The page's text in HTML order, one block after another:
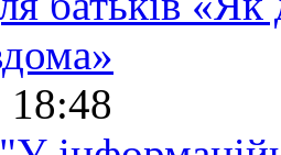
18:48